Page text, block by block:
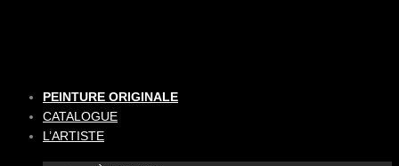
PEINTURE ORIGINALE
CATALOGUE
L’ARTISTE